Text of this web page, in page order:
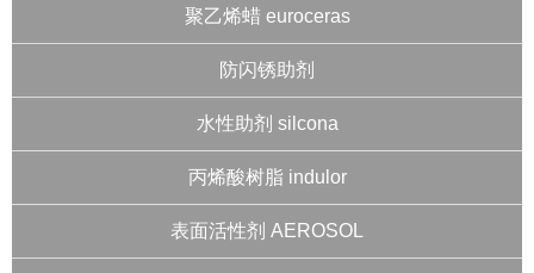
聚乙烯蜡 euroceras
防闪锈助剂
水性助剂 silcona
丙烯酸树脂 indulor
表面活性剂 AEROSOL